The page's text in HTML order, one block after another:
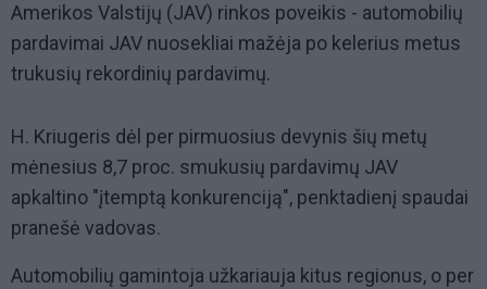
Amerikos Valstijų (JAV) rinkos poveikis - automobilių
pardavimai JAV nuosekliai mažėja po kelerius metus
trukusių rekordinių pardavimų.
H. Kriugeris dėl per pirmuosius devynis šių metų
mėnesius 8,7 proc. smukusių pardavimų JAV
apkaltino "įtemptą konkurenciją", penktadienį spaudai
pranešė vadovas.
Automobilių gamintoja užkariauja kitus regionus, o per